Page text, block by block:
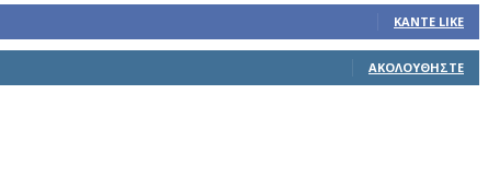
ΚΆΝΤΕ LIKE
ΑΚΟΛΟΥΘΉΣΤΕ